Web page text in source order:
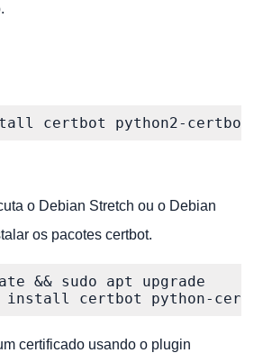
o Debian Stretch ou o Debian
os pacotes certbot.
&& sudo apt upgrade
certificado usando o plugin